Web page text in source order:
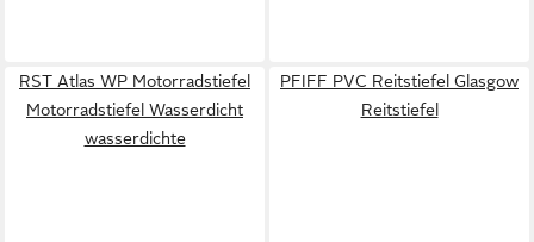
RST Atlas WP Motorradstiefel
Motorradstiefel Wasserdicht
wasserdichte
PFIFF PVC Reitstiefel Glasgow
Reitstiefel